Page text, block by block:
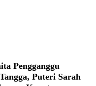
Pengganggu
Puteri Sarah